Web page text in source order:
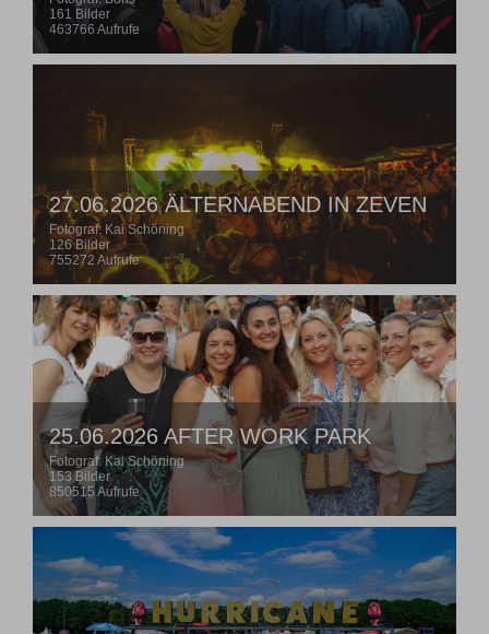
161 Bilder
463766 Aufrufe
27.06.2026 ÄLTERNABEND IN ZEVEN
Fotograf: Kai Schöning
126 Bilder
755272 Aufrufe
25.06.2026 AFTER WORK PARK
Fotograf: Kai Schöning
153 Bilder
850515 Aufrufe